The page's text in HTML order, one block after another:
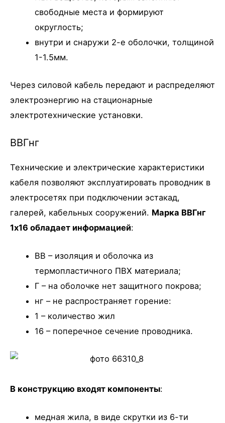
свободные места и формируют
округлость;
внутри и снаружи 2-е оболочки, толщиной
1-1.5мм.
Через силовой кабель передают и распределяют
электроэнергию на стационарные
электротехнические установки.
ВВГнг
Технические и электрические характеристики
кабеля позволяют эксплуатировать проводник в
электросетях при подключении эстакад,
галерей, кабельных сооружений. Марка ВВГнг
1х16 обладает информацией:
ВВ – изоляция и оболочка из
термопластичного ПВХ материала;
Г – на оболочке нет защитного покрова;
нг – не распространяет горение:
1 – количество жил
16 – поперечное сечение проводника.
В конструкцию входят компоненты:
медная жила, в виде скрутки из 6-ти